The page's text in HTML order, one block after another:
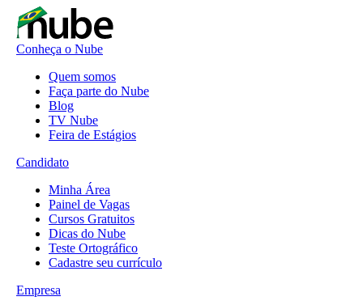
Conheça o Nube
Quem somos
Faça parte do Nube
Blog
TV Nube
Feira de Estágios
Candidato
Minha Área
Painel de Vagas
Cursos Gratuitos
Dicas do Nube
Teste Ortográfico
Cadastre seu currículo
Empresa